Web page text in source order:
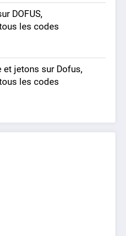
DOFUS,
les codes
et jetons sur Dofus,
les codes